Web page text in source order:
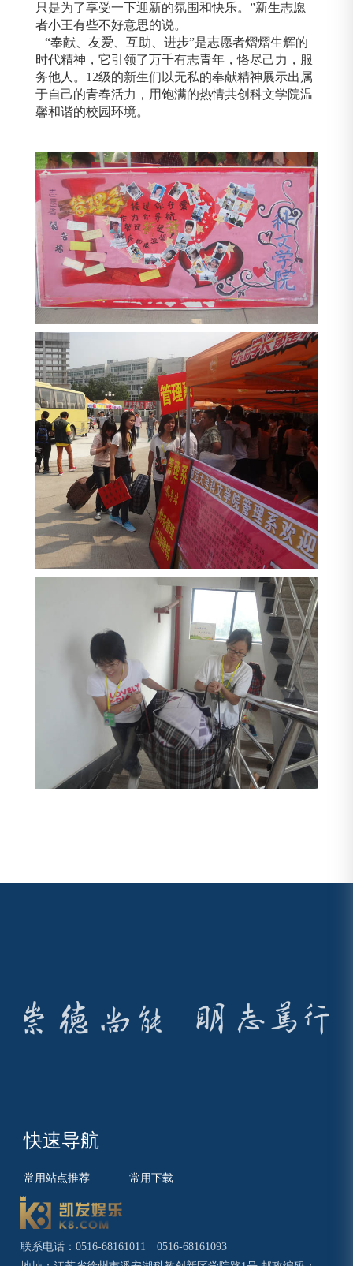
只是为了享受一下迎新的氛围和快乐。”新生志愿
者小王有些不好意思的说。
“奉献、友爱、互助、进步”是志愿者熠熠生辉的
时代精神，它引领了万千有志青年，恪尽己力，服
务他人。12级的新生们以无私的奉献精神展示出属
于自己的青春活力，用饱满的热情共创科文学院温
馨和谐的校园环境。
快速导航
常用站点推荐 常用下载
联系电话：0516-68161011 0516-68161093